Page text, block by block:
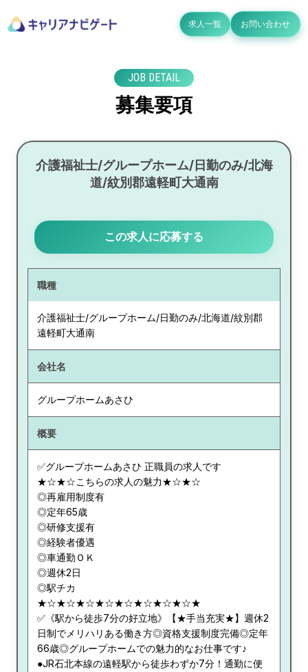
求人一覧 お問い合わせ
JOB DETAIL
募集要項
介護福祉士/グループホーム/日勤のみ/北海
道/紋別郡遠軽町大通南
この求人に応募する
職種
介護福祉士/グループホーム/日勤のみ/北海道/紋別郡
遠軽町大通南
会社名
グループホームあさひ
概要
✅グループホームあさひ 正職員の求人です
★☆★☆こちらの求人の魅力★☆★☆
◎再雇用制度有
◎定年65歳
◎研修支援有
◎経験者優遇
◎車通勤ＯＫ
◎週休2日
◎駅チカ
★☆★☆★☆★☆★☆★☆★☆★☆★
✅《駅から徒歩7分の好立地》【★手当充実★】週休2
日制でメリハリある働き方◎資格支援制度完備◎定年
66歳◎グループホームでの魅力的なお仕事です♪
●JR石北本線の遠軽駅から徒歩わずか7分！通勤に便